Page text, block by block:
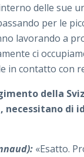
delle sue
per le
lavorando a
ci
in contatto con
della
necessitano di
«Esatto.